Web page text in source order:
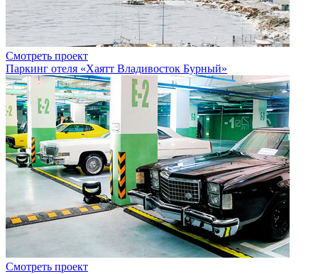
Смотреть проект
Паркинг отеля «Хаятт Владивосток Бурный»
Смотреть проект